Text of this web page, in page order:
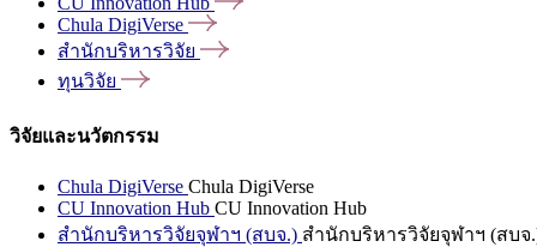
Chula DigiVerse
สำนักบริหารวิจัย
ทุนวิจัย
วิจัยและนวัตกรรม
Chula DigiVerse Chula DigiVerse
CU Innovation Hub CU Innovation Hub
สำนักบริหารวิจัยจุฬาฯ (สบจ.) สำนักบริหารวิจัยจุฬาฯ (สบจ